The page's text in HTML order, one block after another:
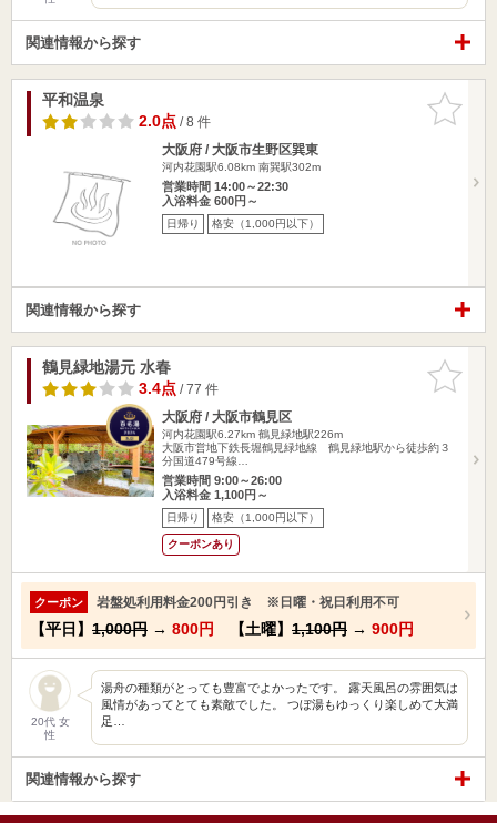
関連情報から探す
お気に入
りに追加
平和温泉
2.0点/ 8 件
大阪府 / 大阪市生野区巽東
河内花園駅6.08km 南巽駅302m
営業時間 14:00～22:30
入浴料金 600円～
日帰り 格安（1,000円以下）
関連情報から探す
お気に入
りに追加
鶴見緑地湯元 水春
3.4点/ 77 件
大阪府 / 大阪市鶴見区
河内花園駅6.27km 鶴見緑地駅226m
大阪市営地下鉄長堀鶴見緑地線 鶴見緑地駅から徒歩約３
分国道479号線…
営業時間 9:00～26:00
入浴料金 1,100円～
日帰り 格安（1,000円以下）
クーポンあり
クーポン 岩盤処利用料金200円引き ※日曜・祝日利用不可
【平日】 1,000円 → 800円 【土曜】 1,100円 → 900円
20代 女
性
湯舟の種類がとっても豊富でよかったです。 露天風呂の雰囲気は
風情があってとても素敵でした。 つぼ湯もゆっくり楽しめて大満
足…
関連情報から探す